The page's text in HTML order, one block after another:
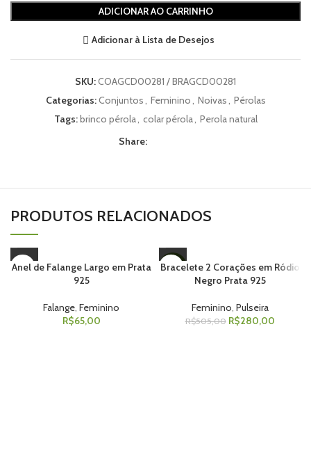
ADICIONAR AO CARRINHO
Adicionar à Lista de Desejos
SKU:COAGCD00281 / BRAGCD00281
Categorias:Conjuntos Feminino Noivas
Pérolas
Tags:brinco pérola colar pérola Perola natural
Share:
PRODUTOS RELACIONADOS
Anel de Falange Largo em Prata
925
Falange Feminino
R$65,00
-45%
Bracelete 2 Corações em Ródio
Negro Prata 925
Feminino Pulseira
R$505,00 R$280,00